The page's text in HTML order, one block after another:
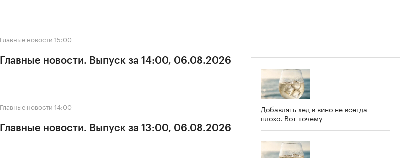
Главные новости 15:00
Главные новости. Выпуск за 14:00, 06.08.2026
Главные новости 14:00
Главные новости. Выпуск за 13:00, 06.08.2026
Добавлять лед в вино не всегда
плохо. Вот почему